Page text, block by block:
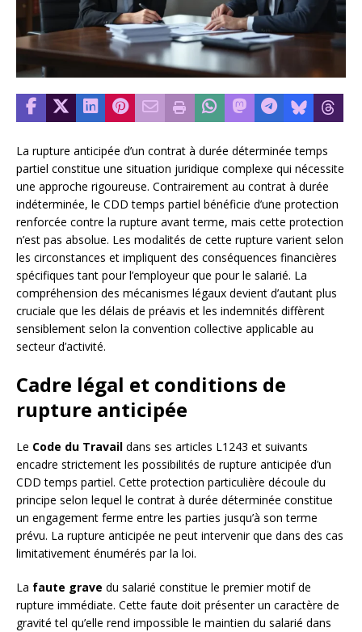
La rupture anticipée d’un contrat à durée déterminée temps
partiel constitue une situation juridique complexe qui nécessite
une approche rigoureuse. Contrairement au contrat à durée
indéterminée, le CDD temps partiel bénéficie d’une protection
renforcée contre la rupture avant terme, mais cette protection
n’est pas absolue. Les modalités de cette rupture varient selon
les circonstances et impliquent des conséquences financières
spécifiques tant pour l’employeur que pour le salarié. La
compréhension des mécanismes légaux devient d’autant plus
cruciale que les délais de préavis et les indemnités diffèrent
sensiblement selon la convention collective applicable au
secteur d’activité.
Cadre légal et conditions de
rupture anticipée
Le Code du Travail dans ses articles L1243 et suivants
encadre strictement les possibilités de rupture anticipée d’un
CDD temps partiel. Cette protection particulière découle du
principe selon lequel le contrat à durée déterminée constitue
un engagement ferme entre les parties jusqu’à son terme
prévu. La rupture anticipée ne peut intervenir que dans des cas
limitativement énumérés par la loi.
La faute grave du salarié constitue le premier motif de
rupture immédiate. Cette faute doit présenter un caractère de
gravité tel qu’elle rend impossible le maintien du salarié dans